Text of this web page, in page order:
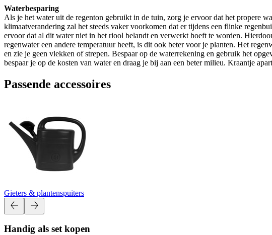
Waterbesparing
Als je het water uit de regenton gebruikt in de tuin, zorg je ervoor dat het propere
klimaatverandering zal het steeds vaker voorkomen dat er tijdens een flinke
ervoor dat al dit water niet in het riool belandt en verwerkt hoeft te worden.
regenwater een andere temperatuur heeft, is dit ook beter voor je planten. Het
en zie je geen vlekken of strepen. Bespaar op de waterrekening en gebruik het
bespaar je op de kosten van water en draag je bij aan een beter milieu. Kraantje
Passende accessoires
Gieters & plantenspuiters
Handig als set kopen